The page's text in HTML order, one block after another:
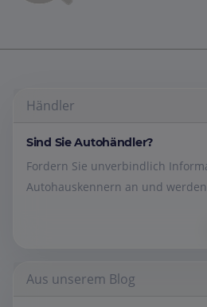
Händler
Sind Sie Autohändler?
Fordern Sie unverbindlich
Autohauskennern an und
Aus unserem Blog